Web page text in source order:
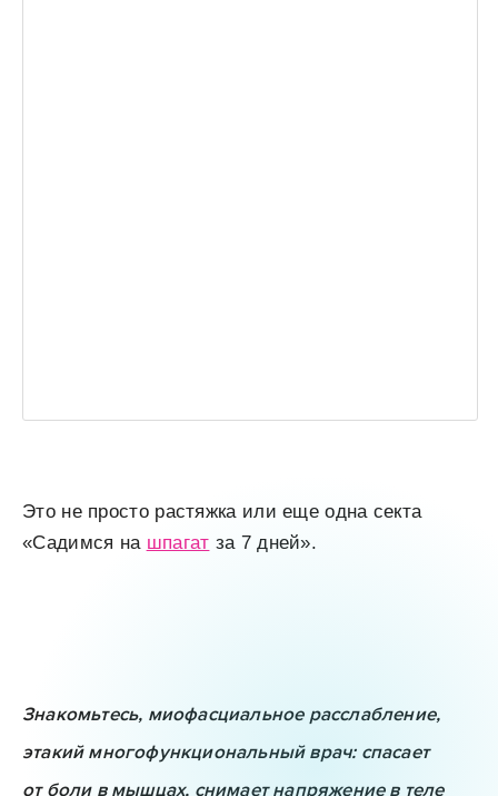
Это не просто растяжка или еще одна секта
«Садимся на шпагат за 7 дней».
Знакомьтесь, миофасциальное расслабление,
этакий многофункциональный врач: спасает
от боли в мышцах, снимает напряжение в теле